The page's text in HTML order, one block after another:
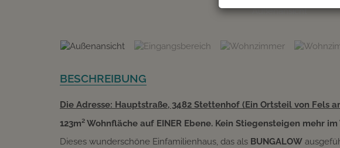
Eingangsbereich
BESCHREIBUNG
Die Adresse: Hauptstraße, 3482 Stettenhof (Ein Ortsteil von Fels
123m² Wohnfläche auf EINER Ebene. Kein Stiegensteigen mehr
Dieses wunderschöne Einfamilienhaus, das als BUNGALOW